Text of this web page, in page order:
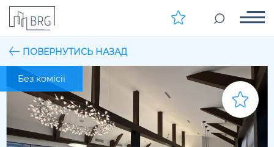
ПОВЕРНУТИСЬ НАЗАД
Без комісії